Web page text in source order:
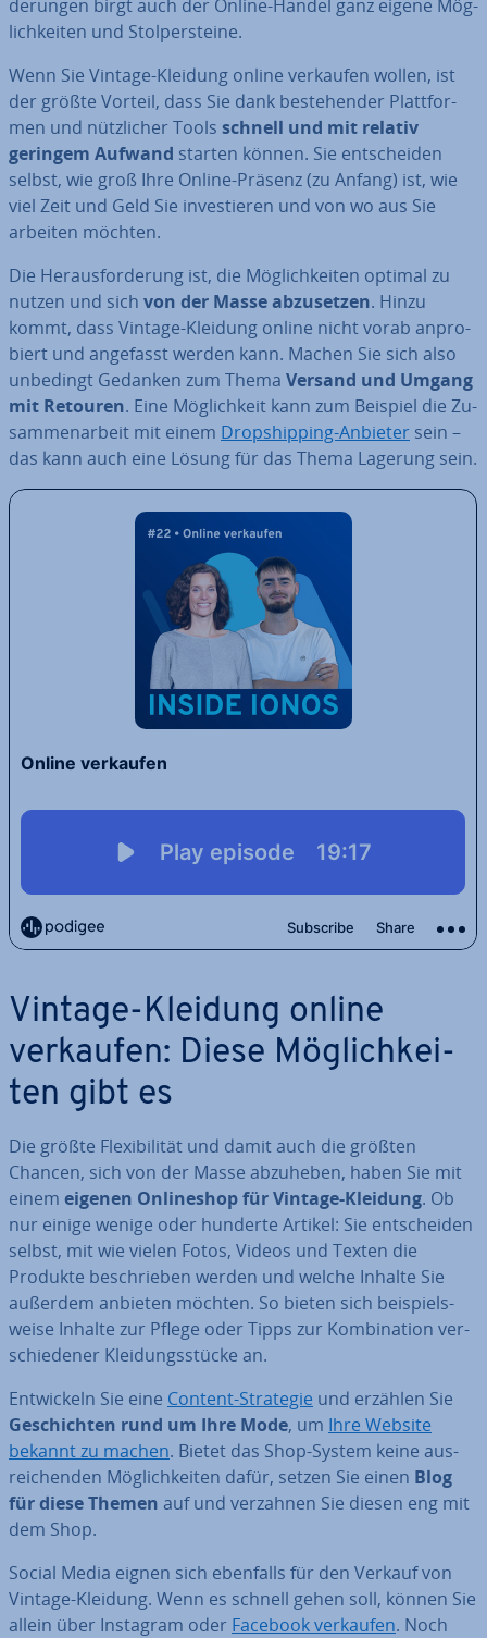
de­run­gen birgt auch der Online-Handel ganz eigene Mög­
lich­kei­ten und Stol­per­stei­ne.
Wenn Sie Vintage-Kleidung online verkaufen wollen, ist
der größte Vorteil, dass Sie dank be­stehen­der Platt­for­
men und nütz­li­cher Tools schnell und mit relativ
geringem Aufwand starten können. Sie ent­schei­den
selbst, wie groß Ihre Online-Präsenz (zu Anfang) ist, wie
viel Zeit und Geld Sie in­ves­tie­ren und von wo aus Sie
arbeiten möchten.
Die Her­aus­for­de­rung ist, die Mög­lich­kei­ten optimal zu
nutzen und sich von der Masse ab­zu­set­zen. Hinzu
kommt, dass Vintage-Kleidung online nicht vorab an­pro­
biert und angefasst werden kann. Machen Sie sich also
unbedingt Gedanken zum Thema Versand und Umgang
mit Retouren. Eine Mög­lich­keit kann zum Beispiel die Zu­
sam­men­ar­beit mit einem Drop­ship­ping-Anbieter sein –
das kann auch eine Lösung für das Thema Lagerung sein.
Vintage-Kleidung online
verkaufen: Diese Mög­lich­kei­
ten gibt es
Die größte Fle­xi­bi­li­tät und damit auch die größten
Chancen, sich von der Masse abzuheben, haben Sie mit
einem eigenen On­line­shop für Vintage-Kleidung. Ob
nur einige wenige oder hunderte Artikel: Sie ent­schei­den
selbst, mit wie vielen Fotos, Videos und Texten die
Produkte be­schrie­ben werden und welche Inhalte Sie
außerdem anbieten möchten. So bieten sich bei­spiels­
wei­se Inhalte zur Pflege oder Tipps zur Kom­bi­na­ti­on ver­
schie­de­ner Klei­dungs­stü­cke an.
Ent­wi­ckeln Sie eine Content-Strategie und erzählen Sie
Ge­schich­ten rund um Ihre Mode, um Ihre Website
bekannt zu machen. Bietet das Shop-System keine aus­
rei­chen­den Mög­lich­kei­ten dafür, setzen Sie einen Blog
für diese Themen auf und verzahnen Sie diesen eng mit
dem Shop.
Social Media eignen sich ebenfalls für den Verkauf von
Vintage-Kleidung. Wenn es schnell gehen soll, können Sie
allein über Instagram oder Facebook verkaufen. Noch